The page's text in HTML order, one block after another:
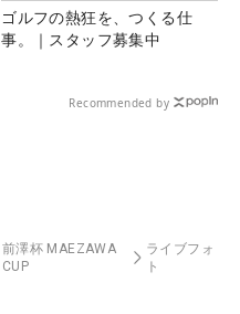
ゴルフの熱狂を、つくる仕
事。｜スタッフ募集中
Recommended by
前澤杯 MAEZAWA
CUP
ライブフォ
ト